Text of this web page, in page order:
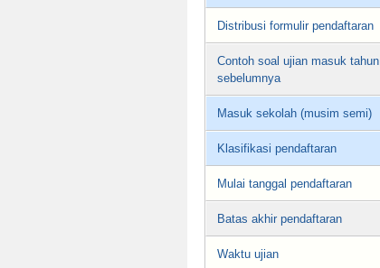
Distribusi formulir pendaftaran
Contoh soal ujian masuk tahun
sebelumnya
Masuk sekolah (musim semi)
Klasifikasi pendaftaran
Mulai tanggal pendaftaran
Batas akhir pendaftaran
Waktu ujian